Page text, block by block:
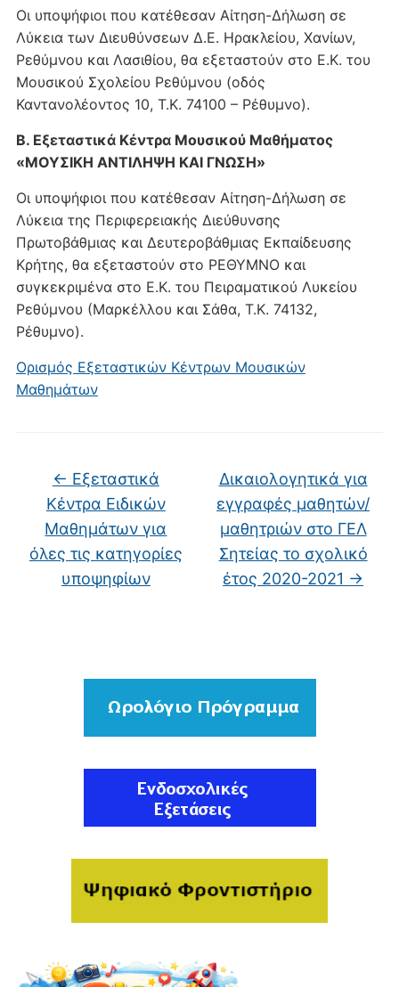
Οι υποψήφιοι που κατέθεσαν Αίτηση-Δήλωση σε
Λύκεια των Διευθύνσεων Δ.Ε. Ηρακλείου, Χανίων,
Ρεθύμνου και Λασιθίου, θα εξεταστούν στο Ε.Κ. του
Μουσικού Σχολείου Ρεθύμνου (οδός
Καντανολέοντος 10, Τ.Κ. 74100 – Ρέθυμνο).
Β. Εξεταστικά Κέντρα Μουσικού Μαθήματος
«ΜΟΥΣΙΚΗ ΑΝΤΙΛΗΨΗ ΚΑΙ ΓΝΩΣΗ»
Οι υποψήφιοι που κατέθεσαν Αίτηση-Δήλωση σε
Λύκεια της Περιφερειακής Διεύθυνσης
Πρωτοβάθμιας και Δευτεροβάθμιας Εκπαίδευσης
Κρήτης, θα εξεταστούν στο ΡΕΘΥΜΝΟ και
συγκεκριμένα στο Ε.Κ. του Πειραματικού Λυκείου
Ρεθύμνου (Μαρκέλλου και Σάθα, Τ.Κ. 74132,
Ρέθυμνο).
Ορισμός Εξεταστικών Κέντρων Μουσικών
Μαθημάτων
← Εξεταστικά
Κέντρα Ειδικών
Μαθημάτων για
όλες τις κατηγορίες
υποψηφίων
Δικαιολογητικά για
εγγραφές μαθητών/
μαθητριών στο ΓΕΛ
Σητείας το σχολικό
έτος 2020-2021 →